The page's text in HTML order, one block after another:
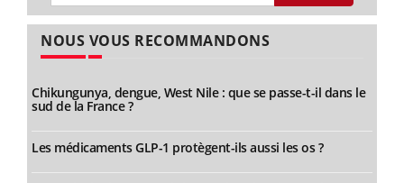
NOUS VOUS RECOMMANDONS
Chikungunya, dengue, West Nile : que se passe-t-il dans le
sud de la France ?
Les médicaments GLP-1 protègent-ils aussi les os ?